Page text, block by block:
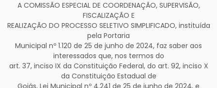
A COMISSÃO ESPECIAL DE COORDENAÇÃO, SUPERVISÃO,
FISCALIZAÇÃO E
REALIZAÇÃO DO PROCESSO SELETIVO SIMPLIFICADO, instituída
pela Portaria
Municipal nº 1.120 de 25 de junho de 2024, faz saber aos
interessados que, nos termos do
art. 37, inciso IX da Constituição Federal, do art. 92, inciso X
da Constituição Estadual de
Goiás, Lei Municipal nº 4.241 de 25 de junho de 2024, e